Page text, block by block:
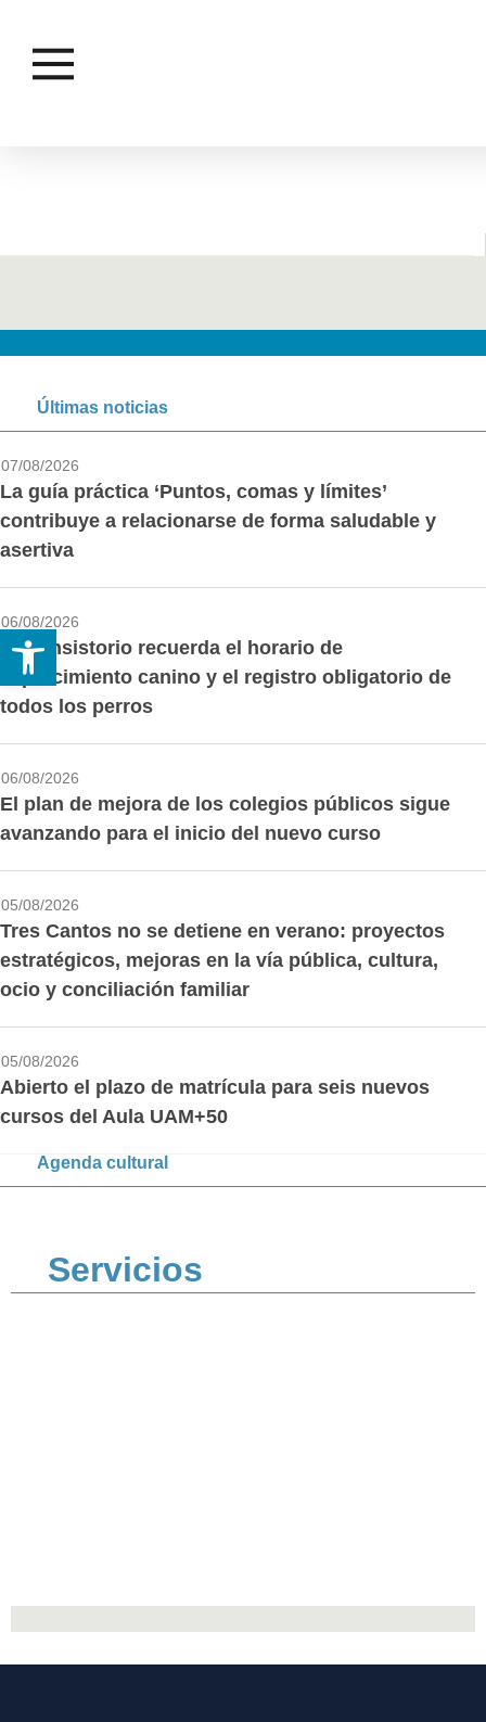
Abrir barra de herramientas
Últimas noticias
07/08/2026
La guía práctica ‘Puntos, comas y límites’
contribuye a relacionarse de forma saludable y
asertiva
06/08/2026
El Consistorio recuerda el horario de
esparcimiento canino y el registro obligatorio de
todos los perros
06/08/2026
El plan de mejora de los colegios públicos sigue
avanzando para el inicio del nuevo curso
05/08/2026
Tres Cantos no se detiene en verano: proyectos
estratégicos, mejoras en la vía pública, cultura,
ocio y conciliación familiar
05/08/2026
Abierto el plazo de matrícula para seis nuevos
cursos del Aula UAM+50
Agenda cultural
Servicios